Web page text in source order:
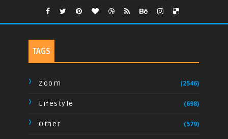
TAGS
Zoom (2546)
Lifestyle (698)
Other (579)